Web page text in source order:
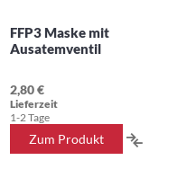
FFP3 Maske mit
Ausatemventil
2,80 €
Lieferzeit
1-2 Tage
Zum Produkt